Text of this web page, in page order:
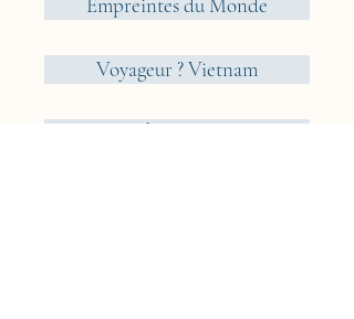
Voyageur ? Vietnam